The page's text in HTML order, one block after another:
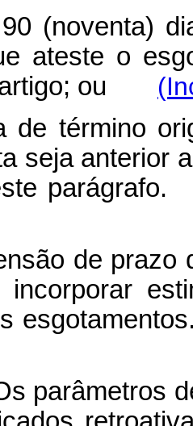
(noventa)
ateste o
artigo; ou
de término
seja anterior
de prazo
incorporar
parâmetros